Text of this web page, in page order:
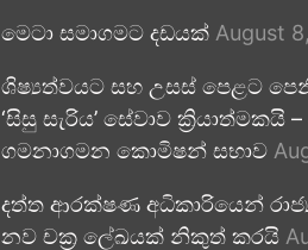
මෙටා සමාගමට දඩයක් August
ශිෂ්‍යත්වයට සහ උසස් පෙළට
‘සිසු සැරිය’ සේවාව ක්‍රියාත්මකයි
ගමනාගමන කොමිෂන් සභාව
දත්ත ආරක්ෂණ අධිකාරියෙන් රාජ්‍ය
නව චක්‍ර ලේඛයක් නිකුත් කරයි